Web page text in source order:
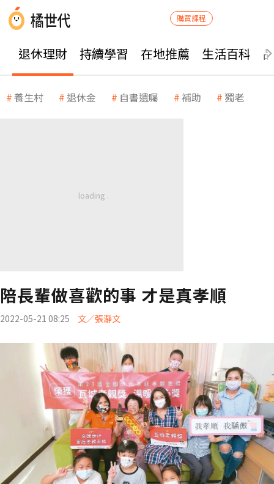
購買課程
退休理財 持續學習 在地推薦 生活百科
養生村 退休金 自書遺囑 補助 獨老
陪長輩做喜歡的事 才是真孝順
2022-05-21 08:25 文／張瀞文